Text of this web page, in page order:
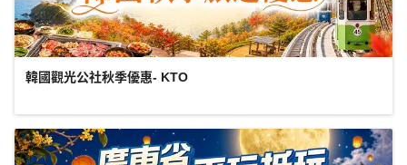
韓國觀光公社秋季優惠- KTO